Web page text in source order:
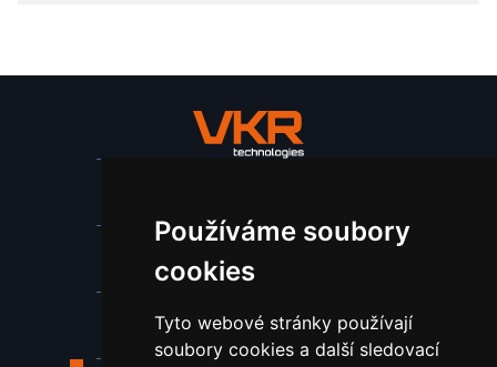
Používáme soubory
cookies
Tyto webové stránky používají
soubory cookies a další sledovací
Nástroje pro ohraňovací lisy
Spotřební materiál a nástroje